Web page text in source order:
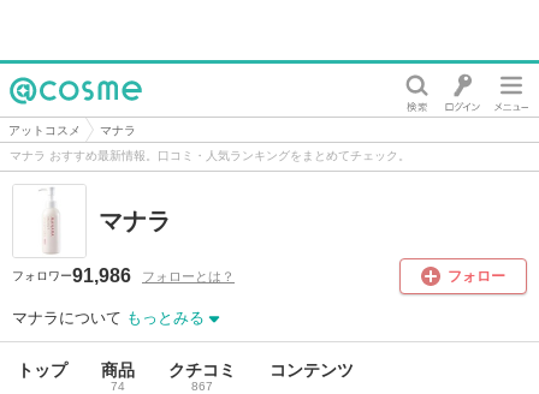
@cosme
アットコスメ
マナラ
マナラ おすすめ最新情報。口コミ・人気ランキングをまとめてチェック。
マナラ
フォロワー91,986 フォローとは？ フォロー
マナラについて もっとみる
トップ 商品
74
クチコミ
867
コンテンツ